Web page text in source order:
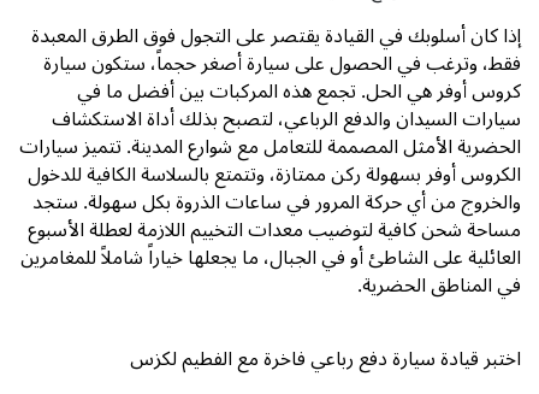
إذا كان أسلوبك في القيادة يقتصر على التجول فوق الطرق المعبدة
فقط، وترغب في الحصول على سيارة أصغر حجماً، ستكون سيارة
كروس أوفر هي الحل. تجمع هذه المركبات بين أفضل ما في
سيارات السيدان والدفع الرباعي، لتصبح بذلك أداة الاستكشاف
الحضرية الأمثل المصممة للتعامل مع شوارع المدينة. تتميز سيارات
الكروس أوفر بسهولة ركن ممتازة، وتتمتع بالسلاسة الكافية للدخول
والخروج من أي حركة المرور في ساعات الذروة بكل سهولة. ستجد
مساحة شحن كافية لتوضيب معدات التخييم اللازمة لعطلة الأسبوع
العائلية على الشاطئ أو في الجبال، ما يجعلها خياراً شاملاً للمغامرين
في المناطق الحضرية.
اختبر قيادة سيارة دفع رباعي فاخرة مع الفطيم لكزس